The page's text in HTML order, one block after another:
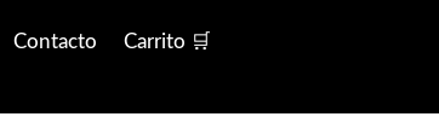
Contacto Carrito 🛒